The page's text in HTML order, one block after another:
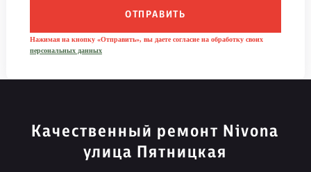
ОТПРАВИТЬ
Нажимая на кнопку «Отправить», вы даете согласие на обработку своих
персональных данных
Качественный ремонт Nivona
улица Пятницкая